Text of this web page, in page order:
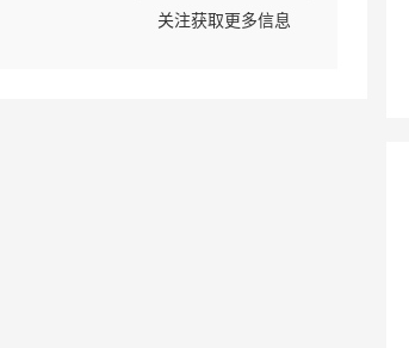
关注获取更多信息